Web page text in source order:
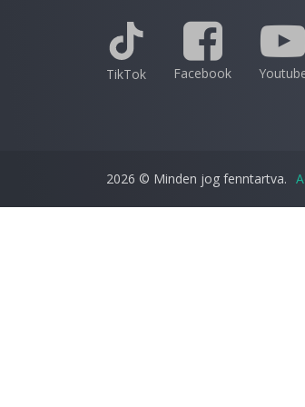
TikTok Facebook
2026 © Minden jog fenntartva.